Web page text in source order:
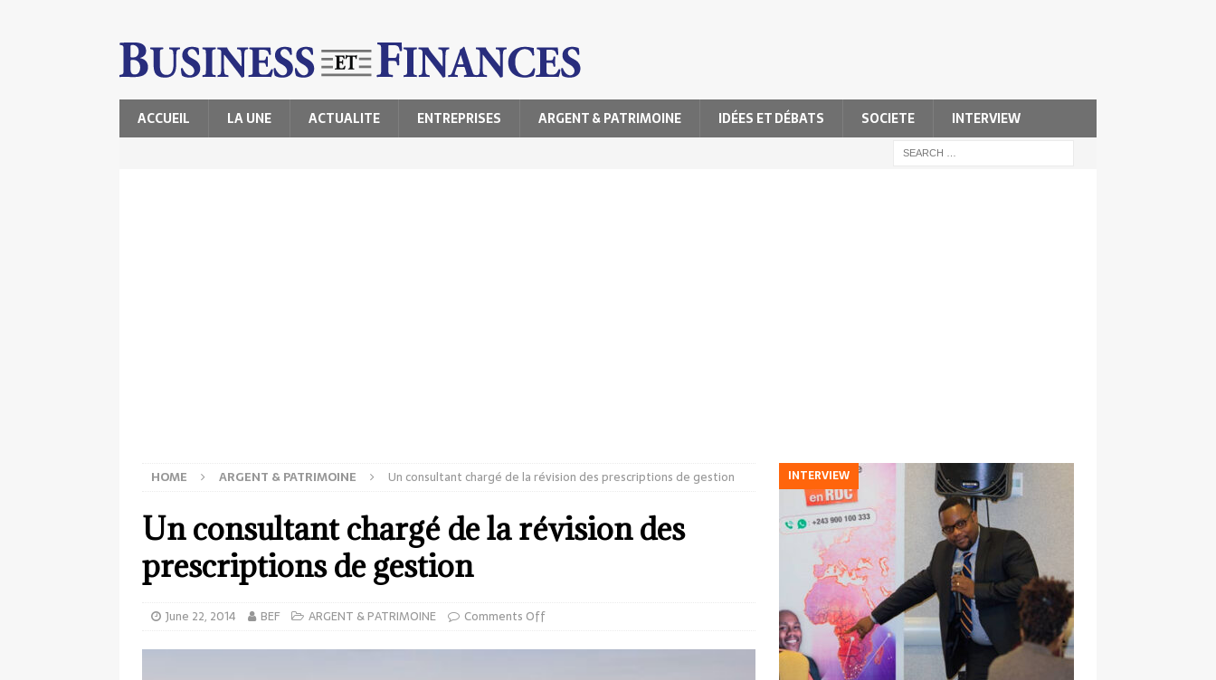
ACCUEIL LA UNE ACTUALITE ENTREPRISES ARGENT & PATRIMOINE IDÉES ET DÉBATS SOCIETE INTERVIEW
HOME ARGENT & PATRIMOINE Un consultant chargé de la révision des prescriptions de gestion
Un consultant chargé de la révision des
prescriptions de gestion
June 22, 2014 BEF ARGENT & PATRIMOINE Comments Off
INTERVIEW